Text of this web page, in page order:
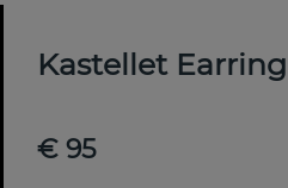
Kastellet
€ 95